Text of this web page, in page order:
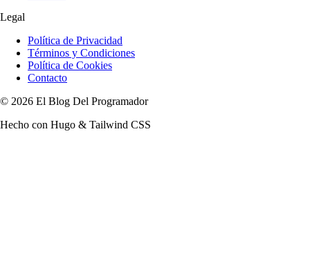
Legal
Política de Privacidad
Términos y Condiciones
Política de Cookies
Contacto
© 2026 El Blog Del Programador
Hecho con Hugo & Tailwind CSS